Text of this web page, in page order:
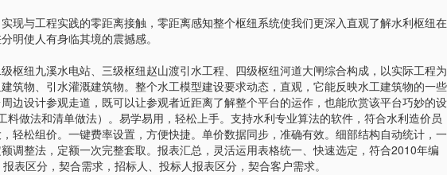
与工程实践的零距离接触，零距离感知整个枢纽系统使我们更深入直观了解水利枢纽在
明使人有身临其境的震撼感。
纽九溪水电站、三级枢纽赵山渡引水工程、四级枢纽河道大闸综合构成，以实际工程为
物、引水灌溉建筑物。整个水工模型建设要求动态，直观，它能反映水工建筑物的一些
设计参观走道，既可以让参观者近距离了解整个平台的运作，也能欣赏该平台巧妙的设
做法和清单做法）。易学易用，轻松上手。支持水利专业算法的软件，符合水利造价员
松组价。一键费率设置，方便快捷。单价数据同步，准确有效。细部结构自动统计，一
调整法，定额一次完整套取。报表汇总，灵活运用表格统一、快速选定，符合2010年编
区分，契合需求，招标人、投标人报表区分，契合客户需求。